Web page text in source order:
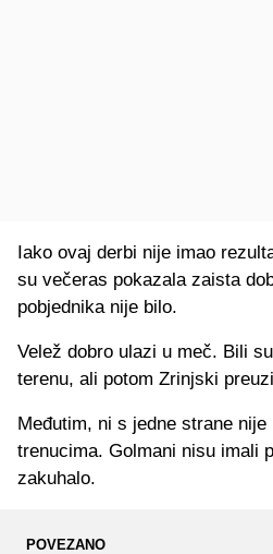
Iako ovaj derbi nije imao
su večeras pokazala zaista
pobjednika nije bilo.
Velež dobro ulazi u meč. Bili
terenu, ali potom Zrinjski
Međutim, ni s jedne strane
trenucima. Golmani nisu imali
zakuhalo.
POVEZANO